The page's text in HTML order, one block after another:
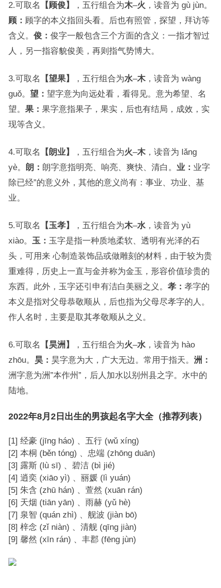
2.可取名 【顾俊】 ，五行组合为木–火 ，读音为 gù jùn。
顾： 顾字的本义指回头看。后也有照管，探望，拜访等
含义。 俊： 俊字一般包含三个方面的含义：一指才智过
人，另一指容貌俊美，再则指气势博大。
3.可取名 【望果】 ，五行组合为水–木，读音为 wàng
guǒ。 望： 望字意为向远处看，看得见。意为希望、名
望。 果： 果字意指果子，果实，后也有结局，成效，实
现等含义。
4.可取名 【朗业】 ，五行组合为火–木，读音为 lǎng
yè。
朗： 朗字意指明亮、响亮、爽快、清白。 业： 业字
除已经”的意义外，其他的意义尚有：事业、功业、基
业。
5.可取名 【玉孝】 ，五行组合为木–水，读音为 yù
xiào。 玉： 玉字是指一种质地柔软、透明有光泽的石
头，可用来 心制造装饰品或做雕刻的材料，由于较为贵
重难得，历史上一直与金并称为金玉，形容价值珍贵的
东西。此外，玉字还引申有洁白美丽之义。 孝： 孝字的
本义是指对父母恭敬顺从，后也指为父母尽孝字的人。
作人名时，主要是取其孝敬顺从之义。
6.可取名 【昊洲】 ，五行组合为火–水，读音为 hào
zhōu。 昊： 昊字意为大，广大无边。常用于指天。 洲：
洲字意为洲”本作州”，后人加水以别州县之字。水中的
陆地。
2022年8月2日出生的男孩起名字大全（推荐列表）
[1] 经豪 (jīng háo) 、五行 (wǔ xíng)
[2] 本桐 (běn tóng) 、忠端 (zhōng duān)
[3] 露斯 (lù sī) 、碧洁 (bì jié)
[4] 逍奕 (xiāo yì) 、丽媛 (lì yuán)
[5] 朱含 (zhū hán) 、萱然 (xuān rán)
[6] 天烟 (tiān yān) 、雨赫 (yǔ hè)
[7] 泉智 (quán zhì) 、舰波 (jiàn bō)
[8] 梓念 (zǐ niàn) 、清舰 (qīng jiàn)
[9] 馨然 (xīn rán) 、丰郡 (fēng jùn)